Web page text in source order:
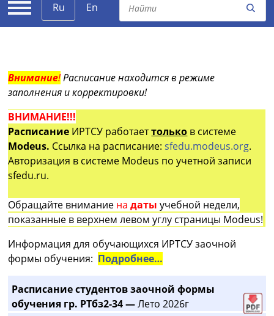
Ru
En
Внимание!Расписание находится в режиме
заполнения и корректировки!
ВНИМАНИЕ!!!
Расписание ИРТСУ работаеттолько в системе
Modeus. Ссылка на расписание:sfedu.modeus.org.
Авторизация в системе Modeus по учетной записи
sfedu.ru.
Обращайте внимание на датыучебной недели,
показанные в верхнем левом углу страницы Modeus!
Информация для обучающихся ИРТСУ заочной
формы обучения: Подробнее…
Расписание студентов заочной формы
обучения гр. РТбз2-34 —Лето 2026г